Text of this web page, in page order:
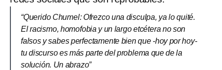
“Querido Chumel: Ofrezco una disculpa, ya lo quité.
El racismo, homofobia y un largo etcétera no son
falsos y sabes perfectamente bien que -hoy por hoy-
tu discurso es más parte del problema que de la
solución. Un abrazo”